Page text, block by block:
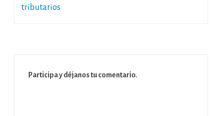
tributarios
Participa y déjanos tu comentario.